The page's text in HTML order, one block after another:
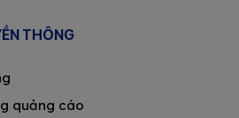
THÔNG
quảng cáo